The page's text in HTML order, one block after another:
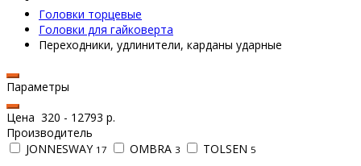
Головки торцевые
Головки для гайковерта
Переходники, удлинители, карданы ударные
Параметры
Цена 320 - 12793 р.
Производитель
JONNESWAY 17 OMBRA 3 TOLSEN 5